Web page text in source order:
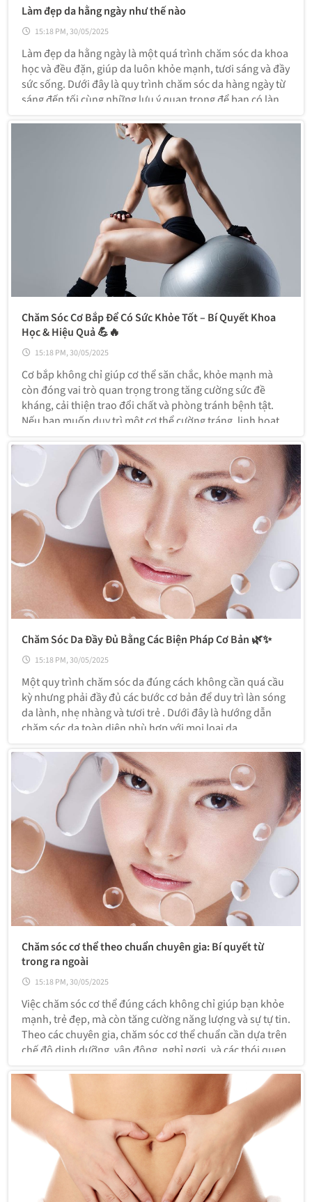
Làm đẹp da hằng ngày như thế nào
15:18 PM, 30/05/2025
Làm đẹp da hằng ngày là một quá trình chăm sóc da khoa
học và đều đặn, giúp da luôn khỏe mạnh, tươi sáng và đầy
sức sống. Dưới đây là quy trình chăm sóc da hàng ngày từ
sáng đến tối cùng những lưu ý quan trọng để bạn có làn
Chăm Sóc Cơ Bắp Để Có Sức Khỏe Tốt – Bí Quyết Khoa
Học & Hiệu Quả 💪🔥
15:18 PM, 30/05/2025
Cơ bắp không chỉ giúp cơ thể săn chắc, khỏe mạnh mà
còn đóng vai trò quan trọng trong tăng cường sức đề
kháng, cải thiện trao đổi chất và phòng tránh bệnh tật.
Nếu bạn muốn duy trì một cơ thể cường tráng, linh hoạt
Dưới đây là các nguyên tắc
Chăm Sóc Da Đầy Đủ Bằng Các Biện Pháp Cơ Bản 🌿✨
15:18 PM, 30/05/2025
Một quy trình chăm sóc da đúng cách không cần quá cầu
kỳ nhưng phải đầy đủ các bước cơ bản để duy trì làn sóng
da lành, nhẹ nhàng và tươi trẻ . Dưới đây là hướng dẫn
chăm sóc da toàn diện phù hợp với mọi loại da.
Chăm sóc cơ thể theo chuẩn chuyên gia: Bí quyết từ
trong ra ngoài
15:18 PM, 30/05/2025
Việc chăm sóc cơ thể đúng cách không chỉ giúp bạn khỏe
mạnh, trẻ đẹp, mà còn tăng cường năng lượng và sự tự tin.
Theo các chuyên gia, chăm sóc cơ thể chuẩn cần dựa trên
chế độ dinh dưỡng, vận động, nghỉ ngơi, và các thói quen